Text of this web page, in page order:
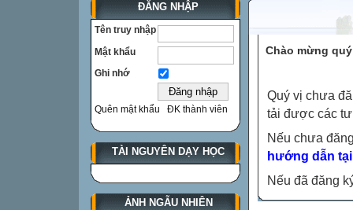
ĐĂNG NHẬP
Tên truy nhập
Mật khẩu
Ghi nhớ
Quên mật khẩu ĐK thành viên
TÀI NGUYÊN DẠY HỌC
ẢNH NGẪU NHIÊN
Chào mừng
Quý vị chưa
tải được các
Nếu chưa
hướng dẫn
Nếu đã đăng